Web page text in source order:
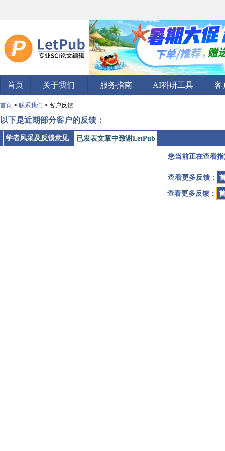
首页 关于我们 服务指南 AI科研工具 客
首页 > 联系我们 > 客户反馈
以下是近期部分客户的反馈：
学者风采及反馈意见 已发表文章中致谢LetPub
您当前正在查看
查看更多反馈：
查看更多反馈：